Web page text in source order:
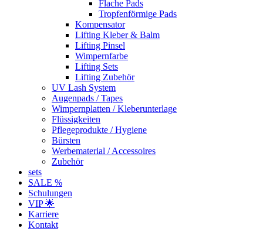
Flache Pads
Tropfenförmige Pads
Kompensator
Lifting Kleber & Balm
Lifting Pinsel
Wimpernfarbe
Lifting Sets
Lifting Zubehör
UV Lash System
Augenpads / Tapes
Wimpernplatten / Kleberunterlage
Flüssigkeiten
Pflegeprodukte / Hygiene
Bürsten
Werbematerial / Accessoires
Zubehör
sets
SALE %
Schulungen
VIP 🌟
Karriere
Kontakt